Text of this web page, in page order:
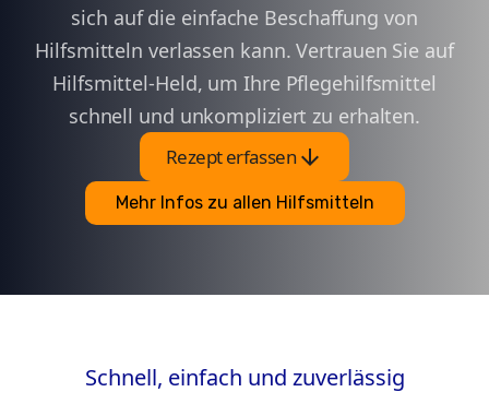
sich auf die einfache Beschaffung von
Hilfsmitteln verlassen kann. Vertrauen Sie auf
Hilfsmittel-Held, um Ihre Pflegehilfsmittel
schnell und unkompliziert zu erhalten.
Rezept erfassenarrow_downward
Mehr Infos zu allen Hilfsmitteln
Schnell, einfach und zuverlässig